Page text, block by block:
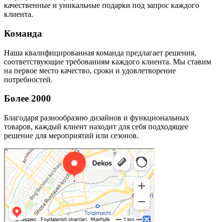
качественные и уникальные подарки под запрос каждого
клиента.
Команда
Наша квалифицированная команда предлагает решения,
соответствующие требованиям каждого клиента. Мы ставим
на первое место качество, сроки и удовлетворение
потребностей.
Более 2000
Благодаря разнообразию дизайнов и функциональных
товаров, каждый клиент находит для себя подходящее
решение для мероприятий или сезонов.